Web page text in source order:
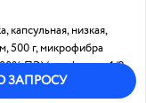
капсульная, низкая,
500 г, микрофибра
ПЭ)/ холфитекс:1/8
ЗАПРОСУ